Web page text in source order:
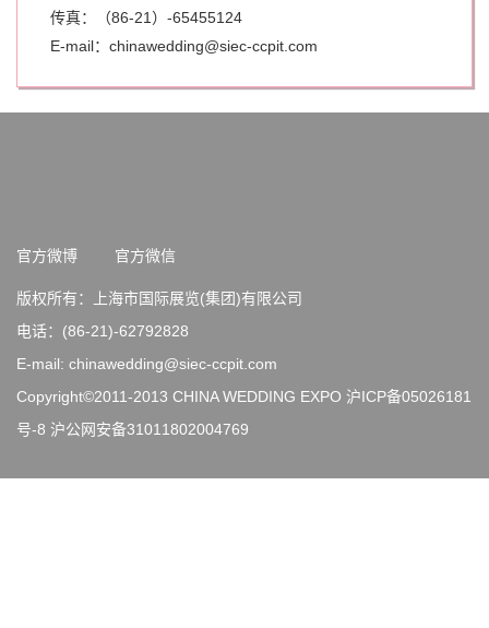
传真：（86-21）-65455124
E-mail：chinawedding@siec-ccpit.com
官方微博 官方微信
版权所有：上海市国际展览(集团)有限公司
电话：(86-21)-62792828
E-mail: chinawedding@siec-ccpit.com
Copyright©2011-2013 CHINA WEDDING EXPO 沪ICP备05026181
号-8 沪公网安备31011802004769